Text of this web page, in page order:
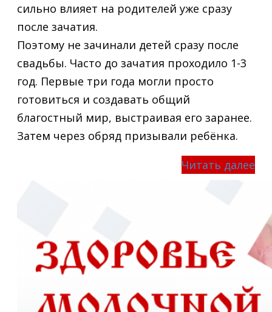
сильно влияет на родителей уже сразу
после зачатия.
Поэтому не зачинали детей сразу после
свадьбы. Часто до зачатия проходило 1-3
год. Первые три года могли просто
готовиться и создавать общий
благостный мир, выстраивая его заранее.
Затем через обряд призывали ребёнка.
Читать далее